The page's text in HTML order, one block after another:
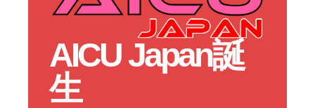
AICU Japan誕
生